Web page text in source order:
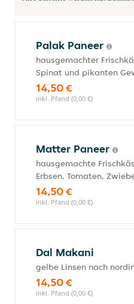
Palak Paneer
hausgemachter
Spinat und pikanten
14,50 €
inkl. Pfand (0,00 €)
Matter Paneer
hausgemachte
Erbsen, Tomaten,
14,50 €
inkl. Pfand (0,00 €)
Dal Makani
gelbe Linsen nach
14,50 €
inkl. Pfand (0,00 €)